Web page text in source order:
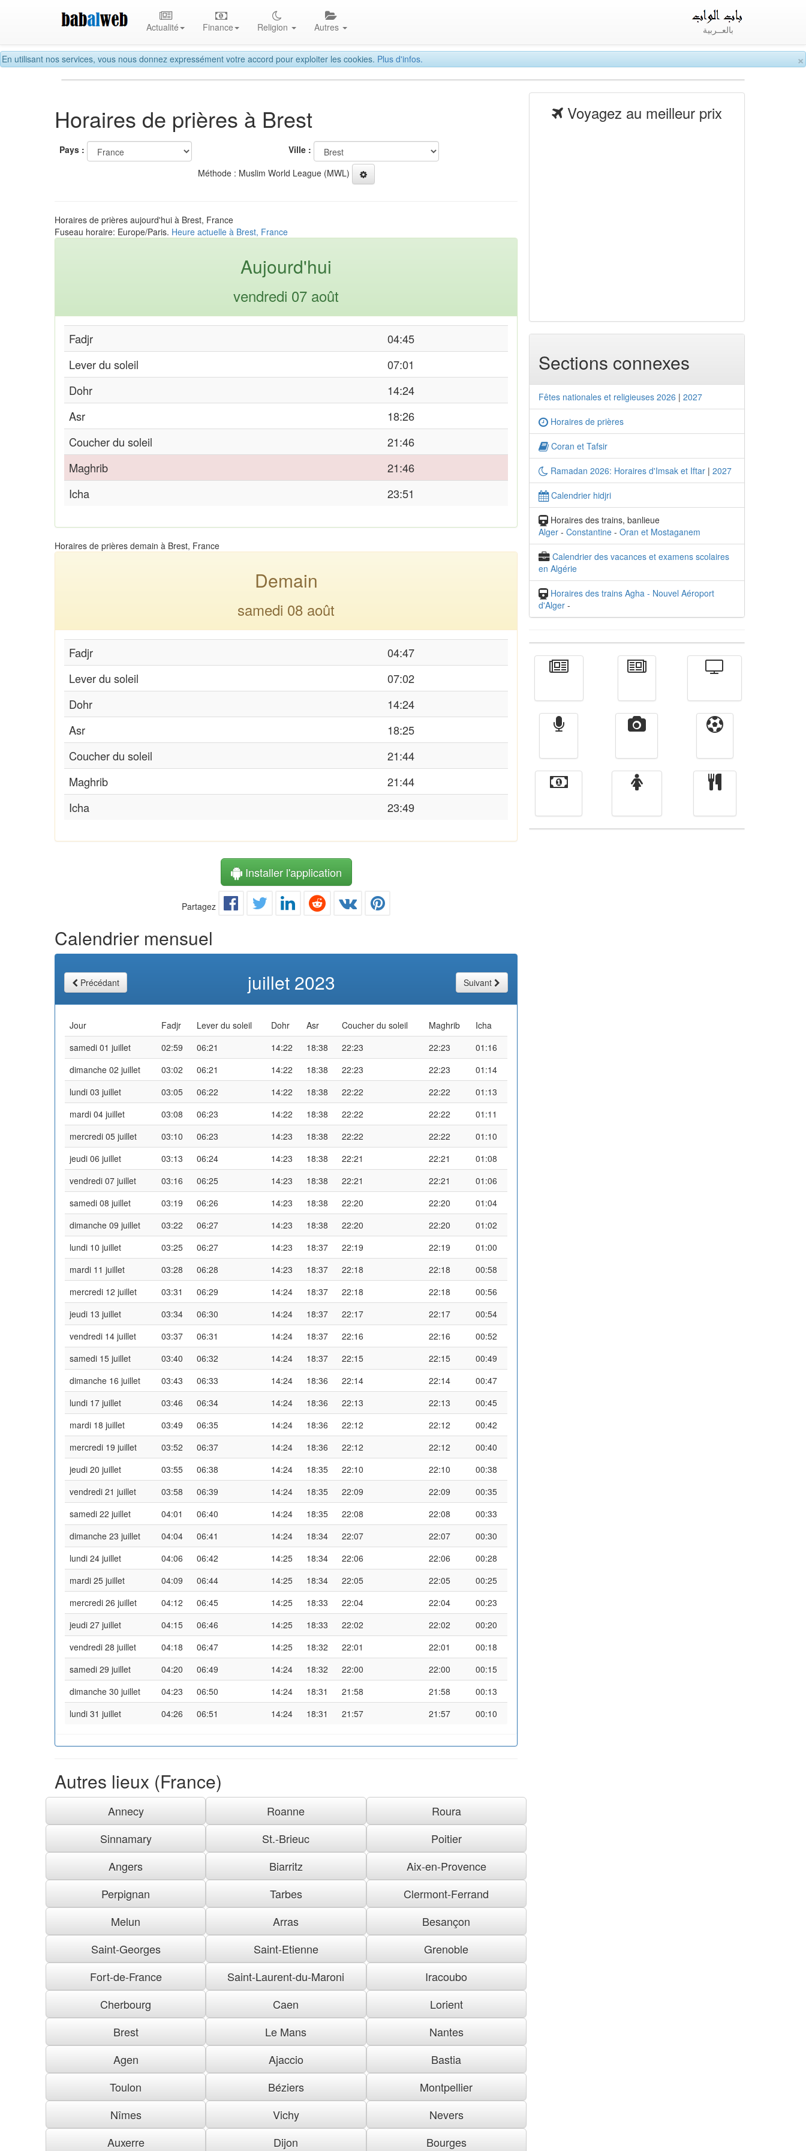
×
En utilisant nos services, vous nous donnez expressément votre accord pour exploiter les cookies. Plus d'infos.
Actualité Finance Religion Autres بالعــربية
Horaires de prières à Brest
Pays :
Ville :
Méthode : Muslim World League (MWL)
Horaires de prières aujourd'hui à Brest, France
Fuseau horaire: Europe/Paris. Heure actuelle à Brest, France
Aujourd'hui
vendredi 07 août
Fadjr
04:45
Lever du soleil
07:01
Dohr
14:24
Asr
18:26
Coucher du soleil
21:46
Maghrib
21:46
Icha
23:51
Horaires de prières demain à Brest, France
Demain
samedi 08 août
Fadjr
04:47
Lever du soleil
07:02
Dohr
14:24
Asr
18:25
Coucher du soleil
21:44
Maghrib
21:44
Icha
23:49
Installer l'application
Partagez
Calendrier mensuel
Précédant juillet 2023 Suivant
Jour Fadjr Lever du soleil Dohr Asr Coucher du soleil Maghrib
Icha
samedi 01 juillet
02:59 06:21 14:22 18:38 22:23 22:23
01:16
dimanche 02 juillet
03:02 06:21 14:22 18:38 22:23 22:23
01:14
lundi 03 juillet
03:05 06:22 14:22 18:38 22:22 22:22
01:13
mardi 04 juillet
03:08 06:23 14:22 18:38 22:22 22:22
01:11
mercredi 05 juillet
03:10 06:23 14:23 18:38 22:22 22:22
01:10
jeudi 06 juillet
03:13 06:24 14:23 18:38 22:21 22:21
01:08
vendredi 07 juillet
03:16 06:25 14:23 18:38 22:21 22:21
01:06
samedi 08 juillet
03:19 06:26 14:23 18:38 22:20 22:20
01:04
dimanche 09 juillet
03:22 06:27 14:23 18:38 22:20 22:20
01:02
lundi 10 juillet
03:25 06:27 14:23 18:37 22:19 22:19
01:00
mardi 11 juillet
03:28 06:28 14:23 18:37 22:18 22:18
00:58
mercredi 12 juillet
03:31 06:29 14:24 18:37 22:18 22:18
00:56
jeudi 13 juillet
03:34 06:30 14:24 18:37 22:17 22:17
00:54
vendredi 14 juillet
03:37 06:31 14:24 18:37 22:16 22:16
00:52
samedi 15 juillet
03:40 06:32 14:24 18:37 22:15 22:15
00:49
dimanche 16 juillet
03:43 06:33 14:24 18:36 22:14 22:14
00:47
lundi 17 juillet
03:46 06:34 14:24 18:36 22:13 22:13
00:45
mardi 18 juillet
03:49 06:35 14:24 18:36 22:12 22:12
00:42
mercredi 19 juillet
03:52 06:37 14:24 18:36 22:12 22:12
00:40
jeudi 20 juillet
03:55 06:38 14:24 18:35 22:10 22:10
00:38
vendredi 21 juillet
03:58 06:39 14:24 18:35 22:09 22:09
00:35
samedi 22 juillet
04:01 06:40 14:24 18:35 22:08 22:08
00:33
dimanche 23 juillet
04:04 06:41 14:24 18:34 22:07 22:07
00:30
lundi 24 juillet
04:06 06:42 14:25 18:34 22:06 22:06
00:28
mardi 25 juillet
04:09 06:44 14:25 18:34 22:05 22:05
00:25
mercredi 26 juillet
04:12 06:45 14:25 18:33 22:04 22:04
00:23
jeudi 27 juillet
04:15 06:46 14:25 18:33 22:02 22:02
00:20
vendredi 28 juillet
04:18 06:47 14:25 18:32 22:01 22:01
00:18
samedi 29 juillet
04:20 06:49 14:24 18:32 22:00 22:00
00:15
dimanche 30 juillet
04:23 06:50 14:24 18:31 21:58 21:58
00:13
lundi 31 juillet
04:26 06:51 14:24 18:31 21:57 21:57 00:10
Autres lieux (France)
Annecy Roanne
Roura
Sinnamary
St.-Brieuc
Poitier
Angers
Biarritz
Aix-en-Provence
Perpignan
Tarbes
Clermont-Ferrand
Melun
Arras
Besançon
Saint-Georges
Saint-Etienne
Grenoble
Fort-de-France
Saint-Laurent-du-Maroni
Iracoubo
Cherbourg
Caen
Lorient
Brest
Le Mans
Nantes
Agen
Ajaccio
Bastia
Toulon
Béziers
Montpellier
Nîmes
Vichy
Nevers
Auxerre
Dijon Bourges
Voyagez au meilleur prix
Sections connexes
Fêtes nationales et religieuses 2026 | 2027
Horaires de prières
Coran et Tafsir
Ramadan 2026: Horaires d'Imsak et Iftar | 2027
Calendrier hidjri
Horaires des trains, banlieue
Alger - Constantine - Oran et Mostaganem
Calendrier des vacances et examens scolaires
en Algérie
Horaires des trains Agha - Nouvel Aéroport
d'Alger -